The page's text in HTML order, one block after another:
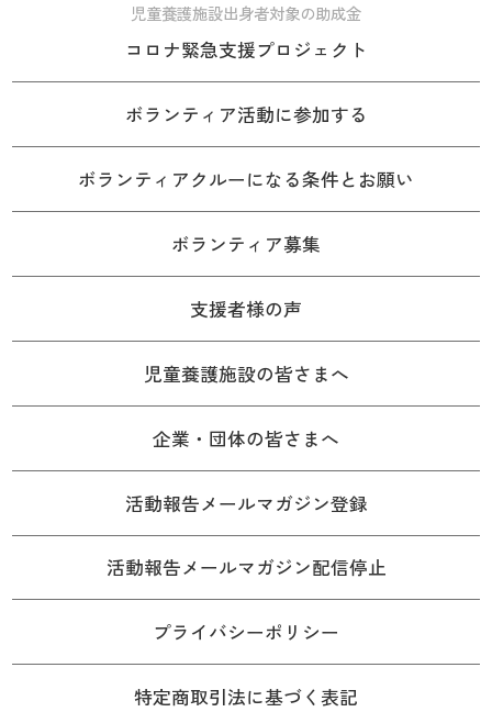
児童養護施設出身者対象の助成金
コロナ緊急支援プロジェクト
ボランティア活動に参加する
ボランティアクルーになる条件とお願い
ボランティア募集
支援者様の声
児童養護施設の皆さまへ
企業・団体の皆さまへ
活動報告メールマガジン登録
活動報告メールマガジン配信停止
プライバシーポリシー
特定商取引法に基づく表記